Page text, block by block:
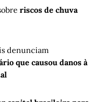
riscos de chuva
denunciam
que causou danos à